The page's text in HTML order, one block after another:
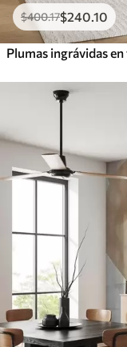
$400.17$240.10
Plumas ingrávidas